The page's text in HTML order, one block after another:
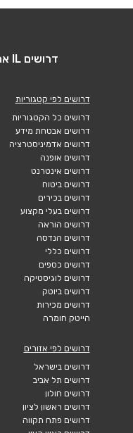
דרושים IL אתר הדרושים של ישראל
דרושים לפי קטגוריות
דרושים כל הקטגוריות
דרושים אבטחת מידע
דרושים אדמיניסטרציה
דרושים אופנה
דרושים אינטרנט
דרושים ביטוח
דרושים בכירים
דרושים בעלי מקצוע
דרושים הוראה
דרושים הנדסה
דרושים כללי
דרושים כספים
דרושים לוגיסטיקה
דרושים ביוטק
דרושים מכירות
הייטק חומרה
דרושים לפי אזורים
דרושים בישראל
דרושים תל אביב
דרושים חולון
דרושים ראשון לציון
דרושים פתח תקווה